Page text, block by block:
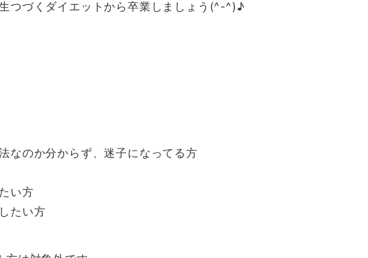
つづくダイエットから卒業しましょう(^-^)♪
なのか分からず、迷子になってる方
い方
たい方